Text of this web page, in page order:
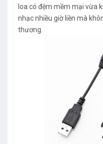
loa có đệm mềm mại vừa
nhạc nhiều giờ liền mà
thương.